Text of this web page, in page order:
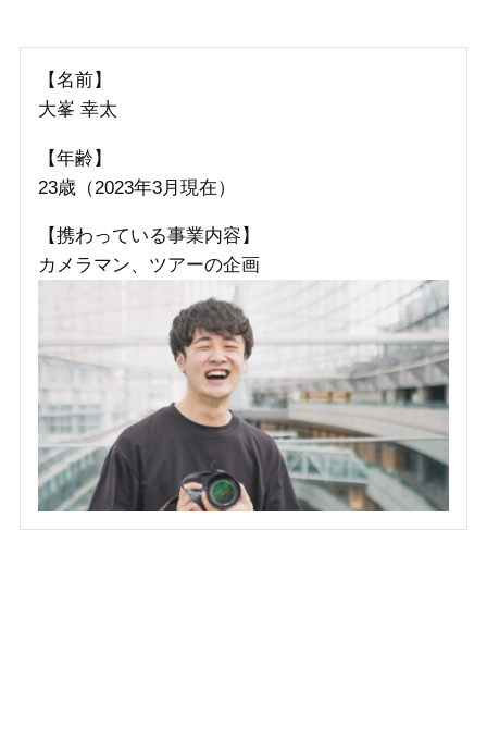
【名前】
大峯 幸太
【年齢】
23歳（2023年3月現在）
【携わっている事業内容】
カメラマン、ツアーの企画